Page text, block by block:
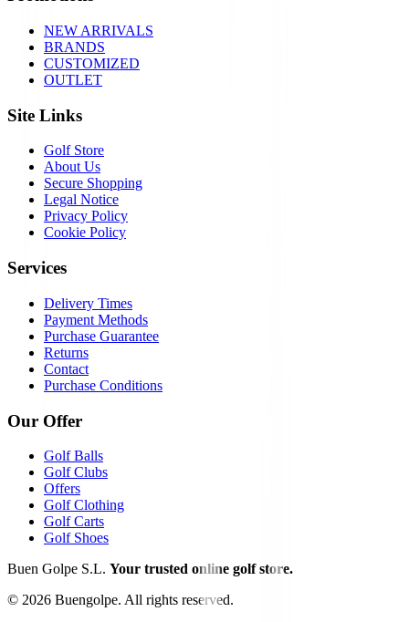
NEW ARRIVALS
BRANDS
CUSTOMIZED
OUTLET
Site Links
Golf Store
About Us
Secure Shopping
Legal Notice
Privacy Policy
Cookie Policy
Services
Delivery Times
Payment Methods
Purchase Guarantee
Returns
Contact
Purchase Conditions
Our Offer
Golf Balls
Golf Clubs
Offers
Golf Clothing
Golf Carts
Golf Shoes
Buen Golpe S.L. Your trusted online golf store.
© 2026 Buengolpe. All rights reserved.